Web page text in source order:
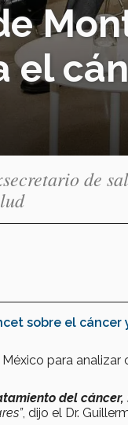
el
de
sobre el cáncer
para analizar
del cáncer,
, dijo el Dr.